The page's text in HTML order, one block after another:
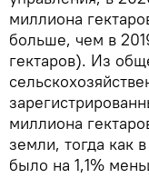
миллиона
больше, чем в
гектаров). Из
миллиона
земли, тогда как
было на 1,1%